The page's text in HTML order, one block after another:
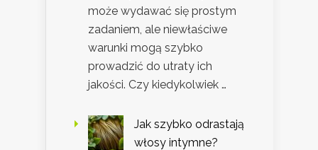
może wydawać się prostym
zadaniem, ale niewłaściwe
warunki mogą szybko
prowadzić do utraty ich
jakości. Czy kiedykolwiek …
Jak szybko odrastają
włosy intymne?